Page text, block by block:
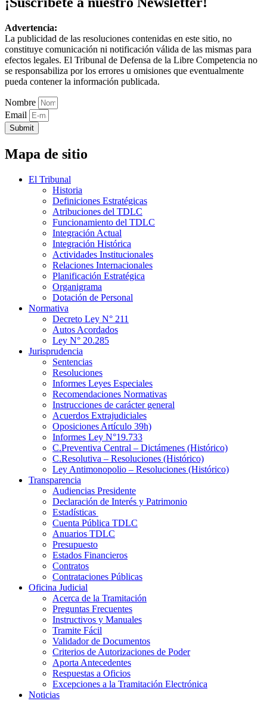
Advertencia:
La publicidad de las resoluciones contenidas en este sitio, no
constituye comunicación ni notificación válida de las mismas para
efectos legales. El Tribunal de Defensa de la Libre Competencia no
se responsabiliza por los errores u omisiones que eventualmente
pueda contener la información publicada.
Nombre
Email
Submit
Mapa de sitio
El Tribunal
Historia
Definiciones Estratégicas
Atribuciones del TDLC
Funcionamiento del TDLC
Integración Actual
Integración Histórica
Actividades Institucionales
Relaciones Internacionales
Planificación Estratégica
Organigrama
Dotación de Personal
Normativa
Decreto Ley N° 211
Autos Acordados
Ley N° 20.285
Jurisprudencia
Sentencias
Resoluciones
Informes Leyes Especiales
Recomendaciones Normativas
Instrucciones de carácter general
Acuerdos Extrajudiciales
Oposiciones Artículo 39h)
Informes Ley N°19.733
C.Preventiva Central – Dictámenes (Histórico)
C.Resolutiva – Resoluciones (Histórico)
Ley Antimonopolio – Resoluciones (Histórico)
Transparencia
Audiencias Presidente
Declaración de Interés y Patrimonio
Estadísticas
Cuenta Pública TDLC
Anuarios TDLC
Presupuesto
Estados Financieros
Contratos
Contrataciones Públicas
Oficina Judicial
Acerca de la Tramitación
Preguntas Frecuentes
Instructivos y Manuales
Tramite Fácil
Validador de Documentos
Criterios de Autorizaciones de Poder
Aporta Antecedentes
Respuestas a Oficios
Excepciones a la Tramitación Electrónica
Noticias